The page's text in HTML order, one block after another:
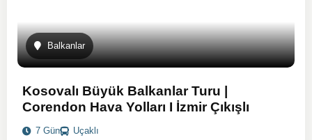
Balkanlar
Kosovalı Büyük Balkanlar Turu |
Corendon Hava Yolları I İzmir Çıkışlı
7 Gün Uçaklı